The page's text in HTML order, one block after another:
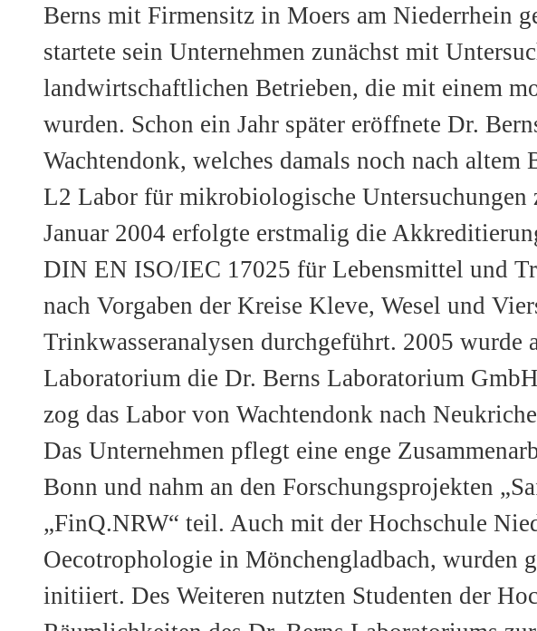
Berns mit Firmensitz in Moers am Niederrhein
startete sein Unternehmen zunächst mit
landwirtschaftlichen Betrieben, die mit einem
wurden. Schon ein Jahr später eröffnete Dr.
Wachtendonk, welches damals noch nach altem
L2 Labor für mikrobiologische Untersuchungen
Januar 2004 erfolgte erstmalig die
DIN EN ISO/IEC 17025 für Lebensmittel und
nach Vorgaben der Kreise Kleve, Wesel und
Trinkwasseranalysen durchgeführt. 2005 wurde
Laboratorium die Dr. Berns Laboratorium
zog das Labor von Wachtendonk nach
Das Unternehmen pflegt eine enge
Bonn und nahm an den Forschungsprojekten
„FinQ.NRW“ teil. Auch mit der Hochschule
Oecotrophologie in Mönchengladbach, wurden
initiiert. Des Weiteren nutzten Studenten der